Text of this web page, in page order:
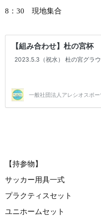
8：30 現地集合
【持参物】
サッカー用具一式
プラクティスセット
ユニホームセット